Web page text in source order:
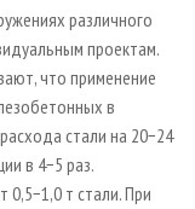
различного
проектам.
что применение
в
стали на 20−24
в 4−5 раз.
т стали. При